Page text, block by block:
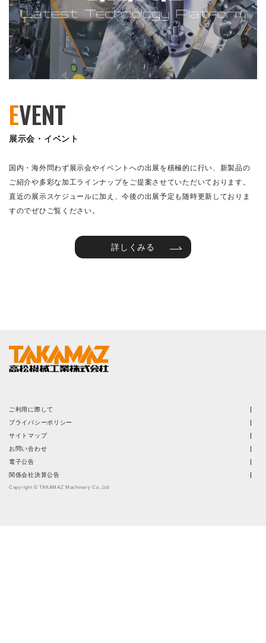
EVENT
展示会・イベント
国内・海外問わず展示会やイベントへの出展を積極的に行い、新製品の
ご紹介や多彩な加工ラインナップをご提案させていただいております。
直近の展示スケジュールに加え、今後の出展予定も随時更新しておりま
すのでぜひご覧ください。
詳しくみる
ご利用に際して
プライバシーポリシー
サイトマップ
お問い合わせ
電子公告
関係会社決算公告
Copyright © TAKAMAZ Machinery Co.,Ltd